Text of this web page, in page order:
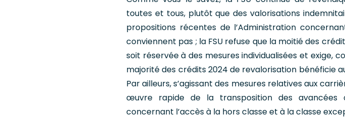
toutes et tous, plutôt que des valorisations
propositions récentes de l’Administration
conviennent pas ; la FSU refuse que la moitié des
soit réservée à des mesures individualisées et exige,
majorité des crédits 2024 de revalorisation bénéficie
Par ailleurs, s’agissant des mesures relatives aux
œuvre rapide de la transposition des avancées
concernant l’accès à la hors classe et à la classe